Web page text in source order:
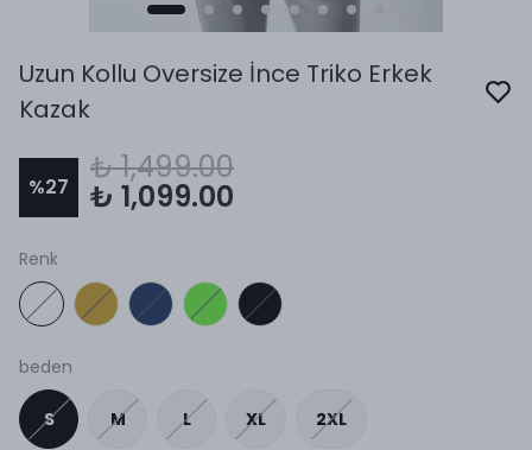
Uzun Kollu Oversize İnce Triko Erkek
Kazak
%27
₺ 1,499.00
₺ 1,099.00
Renk
beden
S M L XL 2XL